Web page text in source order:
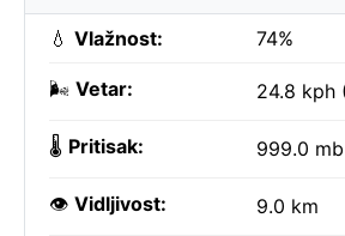
💧 Vlažnost: 74%
🌬️ Vetar: 24.8 kph
🌡️ Pritisak: 999.0 mb
👁️ Vidljivost: 9.0 km